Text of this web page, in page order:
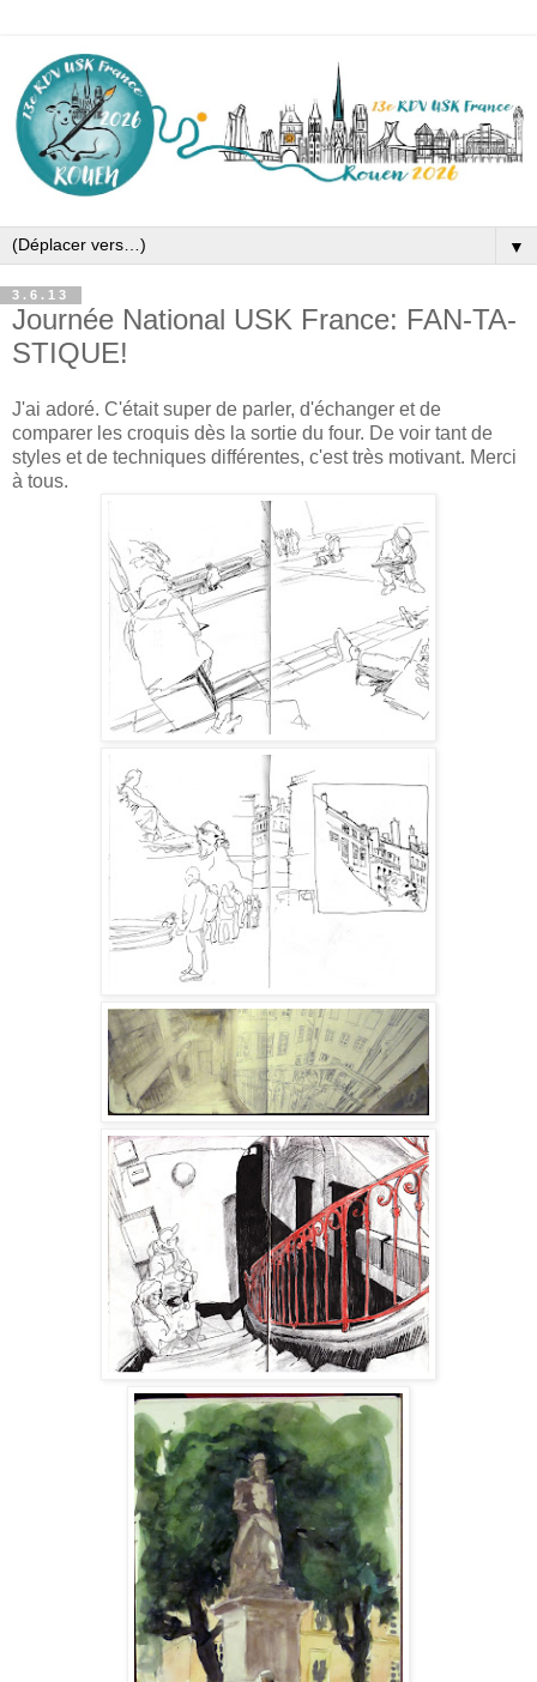
▼
3.6.13
Journée National USK France: FAN-TA-
STIQUE!
J'ai adoré. C'était super de parler, d'échanger et de
comparer les croquis dès la sortie du four. De voir tant de
styles et de techniques différentes, c'est très motivant. Merci
à tous.